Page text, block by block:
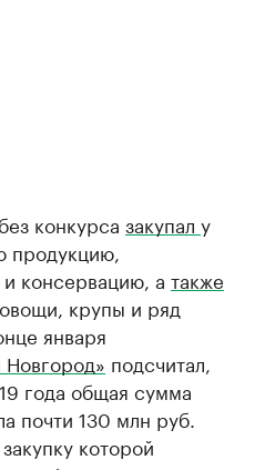
конкурса закупал у
продукцию,
консервацию, а также
крупы и ряд
января
подсчитал,
года общая сумма
почти 130 млн руб.
которой